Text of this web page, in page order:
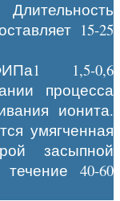
15-25
1,5-0,6
процесса
ионита.
умягченная
засыпной
40-60